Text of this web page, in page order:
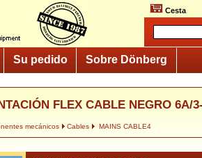
Cesta
Su pedido Sobre Dönberg
FLEX CABLE NEGRO 6A/
mecánicos Cables MAINS CABLE4